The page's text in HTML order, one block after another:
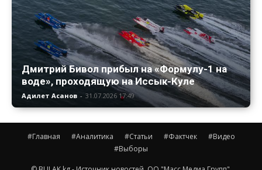
Дмитрий Бивол прибыл на «Формулу-1 на
воде», проходящую на Иссык-Куле
Адилет Асанов - 31.07.2026 17:49
#Главная #Аналитика #Статьи #Фактчек
#Видео
#Выборы